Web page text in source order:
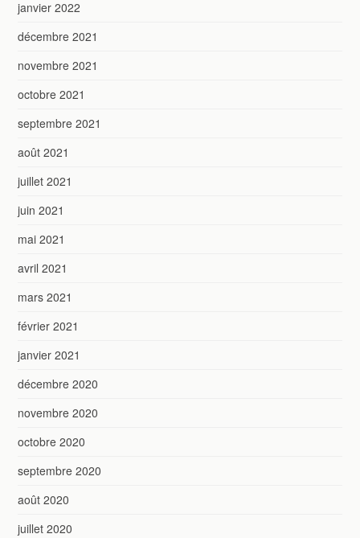
janvier 2022
décembre 2021
novembre 2021
octobre 2021
septembre 2021
août 2021
juillet 2021
juin 2021
mai 2021
avril 2021
mars 2021
février 2021
janvier 2021
décembre 2020
novembre 2020
octobre 2020
septembre 2020
août 2020
juillet 2020